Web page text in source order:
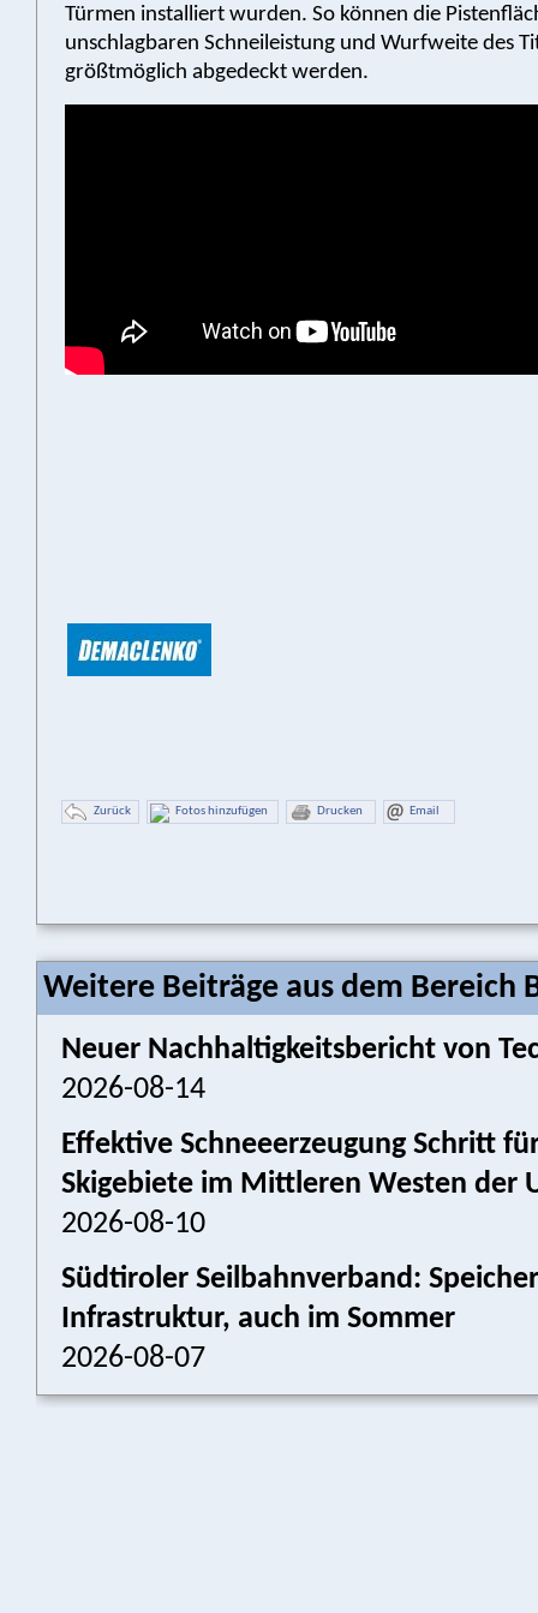
Türmen installiert wurden. So können die
unschlagbaren Schneileistung und Wurfweite des
größtmöglich abgedeckt werden.
Zurück Fotos hinzufügen Drucken Email
Weitere Beiträge aus dem Bereich
Neuer Nachhaltigkeitsbericht von
2026-08-14
Effektive Schneeerzeugung Schritt
Skigebiete im Mittleren Westen der
2026-08-10
Südtiroler Seilbahnverband:
Infrastruktur, auch im Sommer
2026-08-07